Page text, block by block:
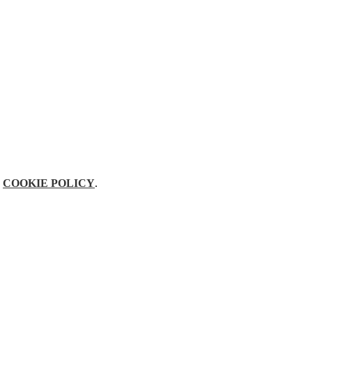
COOKIE POLICY.